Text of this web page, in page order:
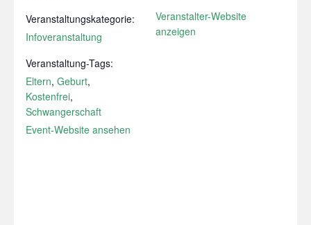
Veranstaltungskategorie:
Infoveranstaltung
Veranstaltung-Tags:
Eltern, Geburt,
Kostenfrei,
Schwangerschaft
Event-Website ansehen
Veranstalter-Website
anzeigen